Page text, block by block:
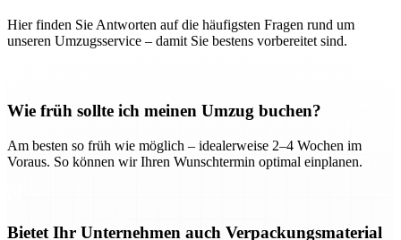
Hier finden Sie Antworten auf die häufigsten Fragen rund um
unseren Umzugsservice – damit Sie bestens vorbereitet sind.
Wie früh sollte ich meinen Umzug buchen?
Am besten so früh wie möglich – idealerweise 2–4 Wochen im
Voraus. So können wir Ihren Wunschtermin optimal einplanen.
Bietet Ihr Unternehmen auch Verpackungsmaterial